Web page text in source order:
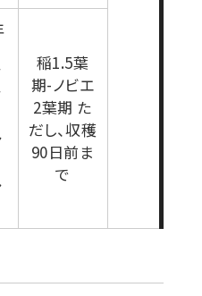
稲1.5葉
期-ノビエ
2葉期 た
だし、収穫
90日前ま
で